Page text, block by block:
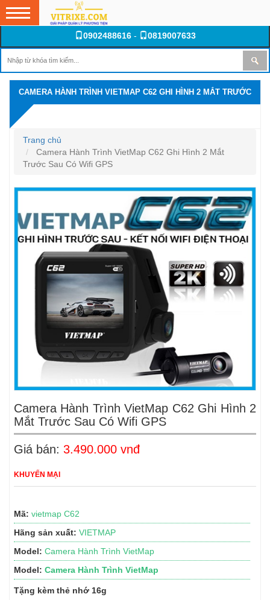
0902488616- 0819007633
CAMERA HÀNH TRÌNH VIETMAP C62 GHI HÌNH 2 MẮT TRƯỚC
SAU CÓ WIFI GPS
Trang chủ
Camera Hành Trình VietMap C62 Ghi Hình 2 Mắt
Trước Sau Có Wifi GPS
Camera Hành Trình VietMap C62 Ghi Hình 2
Mắt Trước Sau Có Wifi GPS
Giá bán: 3.490.000 vnđ
KHUYẾN MẠI
Mã: vietmap C62
Hãng sản xuất: VIETMAP
Model: Camera Hành Trình VietMap
Model: Camera Hành Trình VietMap
Tặng kèm thẻ nhớ 16g